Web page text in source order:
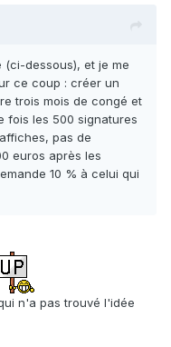
dessous), et je me
ce coup : créer un
trois mois de congé et
fois les 500 signatures
pas de
euros après les
10 % à celui qui
n'a pas trouvé l'idée